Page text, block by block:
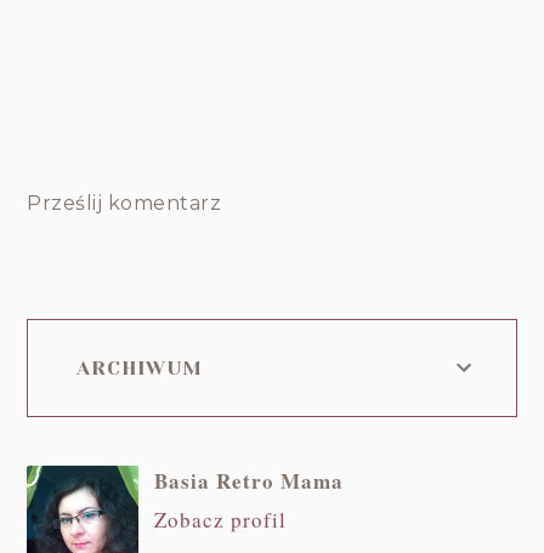
Prześlij komentarz
ARCHIWUM
Basia Retro Mama
Zobacz profil